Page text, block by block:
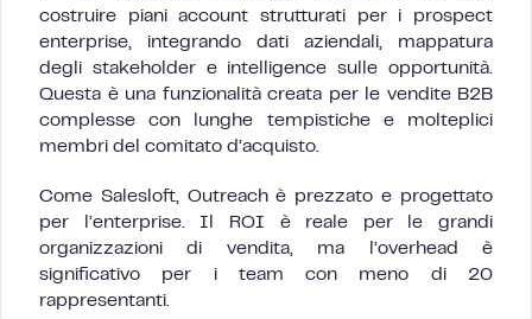
costruire piani account strutturati per i prospect
enterprise, integrando dati aziendali, mappatura
degli stakeholder e intelligence sulle opportunità.
Questa è una funzionalità creata per le vendite B2B
complesse con lunghe tempistiche e molteplici
membri del comitato d’acquisto.
Come Salesloft, Outreach è prezzato e progettato
per l’enterprise. Il ROI è reale per le grandi
organizzazioni di vendita, ma l’overhead è
significativo per i team con meno di 20
rappresentanti.